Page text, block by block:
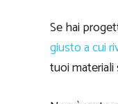
Se hai
giusto a cui
tuoi